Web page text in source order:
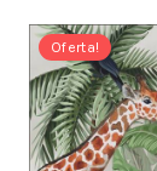
Oferta!